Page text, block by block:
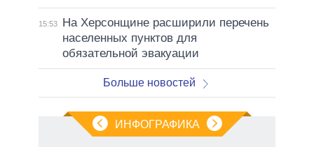
15:53
На Херсонщине расширили перечень
населенных пунктов для
обязательной эвакуации
Больше новостей
ИНФОГРАФИКА